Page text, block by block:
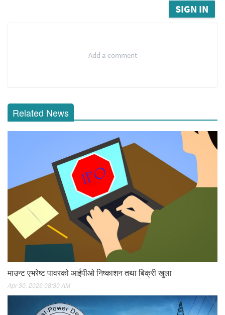
SIGN IN
Add a comment
Related News
माउन्ट एभरेष्ट पावरको आईपीओ निष्काशन तथा बिक्री खुला
Apr 30, 2026 08:30 AM